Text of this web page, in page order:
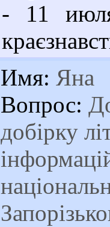
- 11
Имя: Яна
Вопрос:
добірку